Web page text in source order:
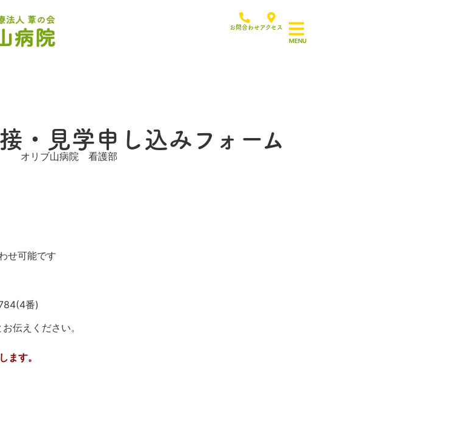
お問合わせアクセス
・見学申し込みフォーム
オリブ山病院 看護部
せ可能です
番)
伝えください。
ます。